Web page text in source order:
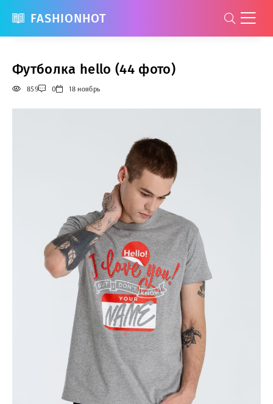
FASHIONHOT
Футболка hello (44 фото)
859 0 18 ноябрь